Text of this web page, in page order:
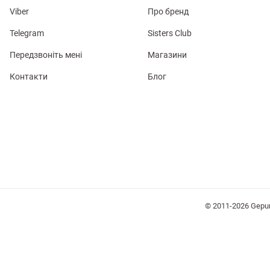
Viber
Telegram
Передзвоніть мені
Контакти
Про бренд
Sisters Club
Магазини
Блог
© 2011-2026